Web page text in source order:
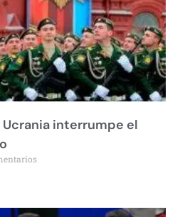
Ucrania interrumpe el